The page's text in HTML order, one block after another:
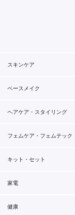
スキンケア
ベースメイク
ヘアケア・スタイリング
フェムケア・フェムテック
キット・セット
家電
健康